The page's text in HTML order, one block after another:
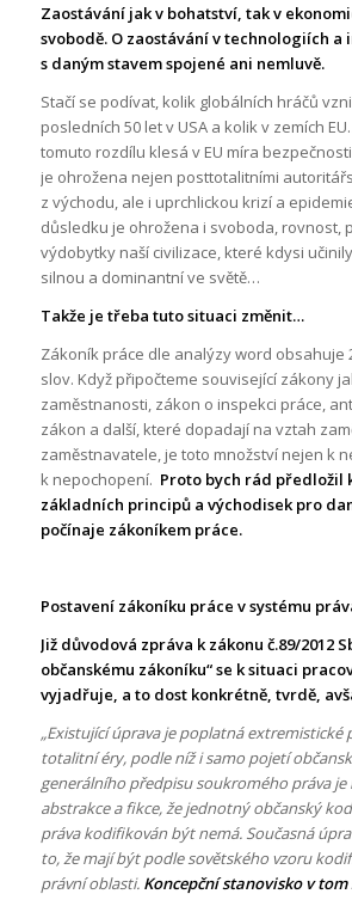
Zaostávání jak v bohatství, tak v
svobodě. O zaostávání v technologiích a
s daným stavem spojené ani nemluvě.
Stačí se podívat, kolik globálních hráčů
posledních 50 let v USA a kolik v zemích
tomuto rozdílu klesá v EU míra
je ohrožena nejen posttotalitními
z východu, ale i uprchlickou krizí a
důsledku je ohrožena i svoboda, rovnost,
výdobytky naší civilizace, které kdysi
silnou a dominantní ve světě…
Takže je třeba tuto situaci změnit…
Zákoník práce dle analýzy word obsahuje
slov. Když připočteme související zákony
zaměstnanosti, zákon o inspekci práce,
zákon a další, které dopadají na vztah
zaměstnavatele, je toto množství nejen k
k nepochopení. Proto bych rád předložil
základních principů a východisek pro
počínaje zákoníkem práce.
Postavení zákoníku práce v systému
Již důvodová zpráva k zákonu č.89/2012
občanskému zákoníku“ se k situaci
vyjadřuje, a to dost konkrétně, tvrdě,
„Existující úprava je poplatná extremistické
totalitní éry, podle níž i samo pojetí
generálního předpisu soukromého práva je
abstrakce a fikce, že jednotný občanský
práva kodifikován být nemá. Současná
to, že mají být podle sovětského vzoru
právní oblasti. Koncepční stanovisko v